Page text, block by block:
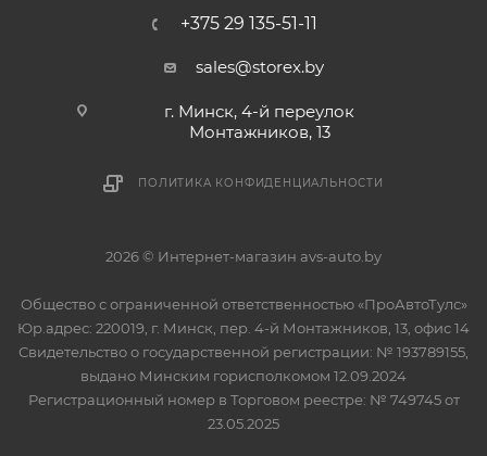
+375 29 135-51-11
sales@storex.by
г. Минск, 4-й переулок
Монтажников, 13
ПОЛИТИКА КОНФИДЕНЦИАЛЬНОСТИ
2026 © Интернет-магазин avs-auto.by
Общество с ограниченной ответственностью «ПроАвтоТулс»
Юр.адрес: 220019, г. Минск, пер. 4-й Монтажников, 13, офис 14
Свидетельство о государственной регистрации: № 193789155,
выдано Минским горисполкомом 12.09.2024
Регистрационный номер в Торговом реестре: № 749745 от
23.05.2025